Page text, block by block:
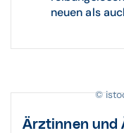
neuen als
©
Ärztinnen und